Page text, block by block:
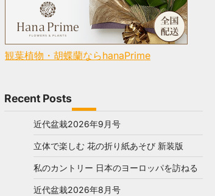
観葉植物・胡蝶蘭ならhanaPrime
Recent Posts
近代盆栽2026年9月号
立体で楽しむ 花の折り紙あそび 新装版
私のカントリー 日本のヨーロッパを訪ねる
近代盆栽2026年8月号